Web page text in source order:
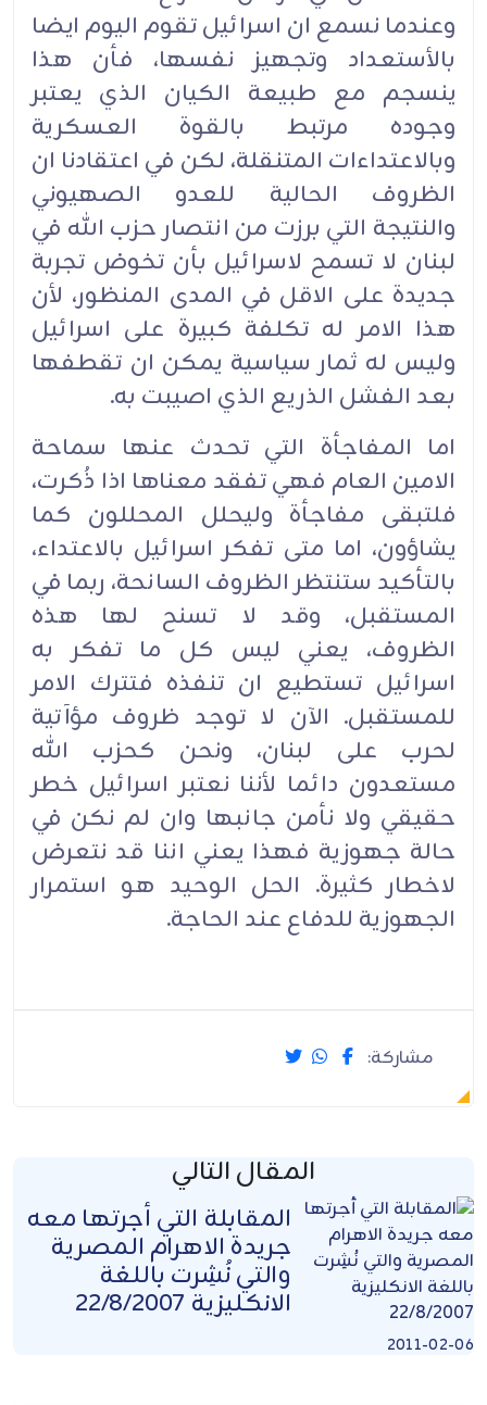
وعندما نسمع ان اسرائيل تقوم اليوم ايضا
بالأستعداد وتجهيز نفسها، فأن هذا
ينسجم مع طبيعة الكيان الذي يعتبر
وجوده مرتبط بالقوة العسكرية
وبالاعتداءات المتنقلة، لكن في اعتقادنا ان
الظروف الحالية للعدو الصهيوني
والنتيجة التي برزت من انتصار حزب الله في
لبنان لا تسمح لاسرائيل بأن تخوض تجربة
جديدة على الاقل في المدى المنظور، لأن
هذا الامر له تكلفة كبيرة على اسرائيل
وليس له ثمار سياسية يمكن ان تقطفها
بعد الفشل الذريع الذي اصيبت به.
اما المفاجأة التي تحدث عنها سماحة
الامين العام فهي تفقد معناها اذا ذُكرت،
فلتبقى مفاجأة وليحلل المحللون كما
يشاؤون، اما متى تفكر اسرائيل بالاعتداء،
بالتأكيد ستنتظر الظروف السانحة، ربما في
المستقبل، وقد لا تسنح لها هذه
الظروف، يعني ليس كل ما تفكر به
اسرائيل تستطيع ان تنفذه فتترك الامر
للمستقبل. الآن لا توجد ظروف مؤآتية
لحرب على لبنان، ونحن كحزب الله
مستعدون دائما لأننا نعتبر اسرائيل خطر
حقيقي ولا نأمن جانبها وان لم نكن في
حالة جهوزية فهذا يعني اننا قد نتعرض
لاخطار كثيرة. الحل الوحيد هو استمرار
الجهوزية للدفاع عند الحاجة.
مشاركة:
المقال التالي
المقابلة التي أجرتها معه
جريدة الاهرام المصرية
والتي نُشِرت باللغة
الانكليزية 22/8/2007
2011-02-06